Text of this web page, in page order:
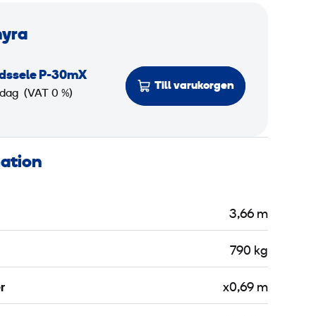
P-30mX
(VAT 0 %)
Till varukorgen
3,66 m
790 kg
x0,69 m